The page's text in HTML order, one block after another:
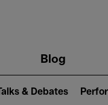
Blog
Talks & Debates